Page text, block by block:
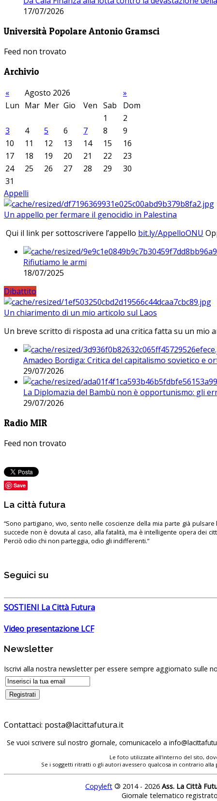
17/07/2026
Università Popolare Antonio Gramsci
Feed non trovato
Archivio
« Agosto 2026
»
Lun Mar Mer Gio Ven Sab
Dom
1
2
3
4 5 6 7 8
9
10
11 12 13 14 15
16
17
18 19 20 21 22
23
24
25 26 27 28 29
30
31
Appelli
Un appello per fermare il genocidio in Palestina
Qui il link per sottoscrivere l’appello bit.ly/AppelloONU
Rifiutiamo le armi
18/07/2025
Dibattito
Un chiarimento di un mio articolo sul Laos
Un breve scritto di risposta ad una critica fatta su un mio
Amadeo Bordiga: Critica del capitalismo sovietico e
29/07/2026
La Diplomazia del Bambù non è opportunismo: gli
29/07/2026
Radio MIR
Feed non trovato
Save
La città futura
“Sono partigiano, vivo, sento nelle coscienze della mia parte già pulsare
succede non è dovuta al caso, alla fatalità, ma è intelligente opera dei
Perciò odio chi non parteggia, odio gli indifferenti.”
Seguici su
SOSTIENI La Città Futura
Video presentazione LCF
Newsletter
Iscrivi alla nostra newsletter per essere sempre aggiornato sulle
Contattaci: posta@lacittafutura.it
Se vuoi scrivere sul nostro giornale, comunicacelo a
Le foto utilizzate all'interno del sito,
Se i soggetti ritratti o gli autori avessero qualcosa in contrario
Copyleft © 2014 - 2026 Ass. La Città
Giornale telematico